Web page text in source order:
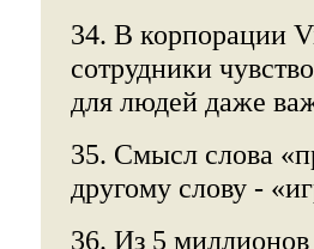
34. В корпорации
сотрудники
для людей даже
35. Смысл слова
другому слову -
36. Из 5